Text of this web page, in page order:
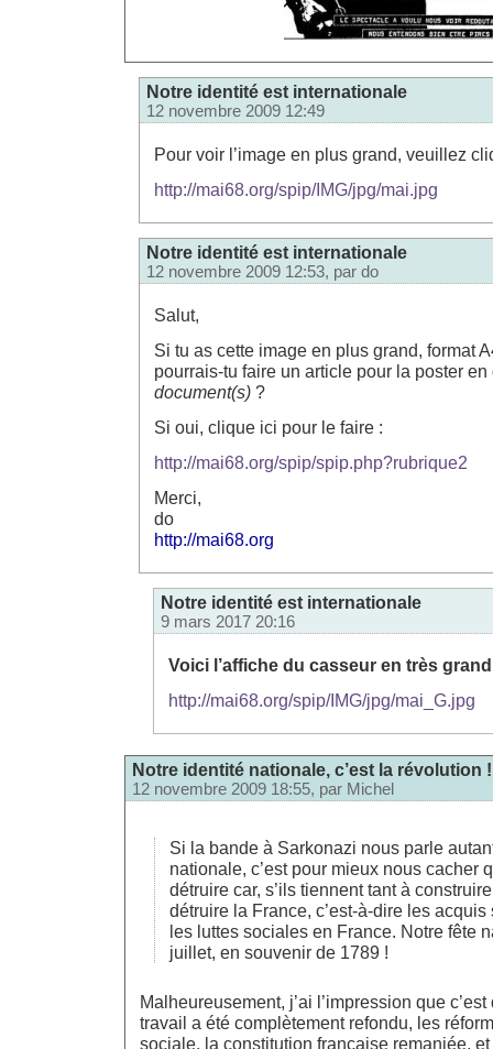
Notre identité est internationale
12 novembre 2009 12:49
Pour voir l’image en plus grand, veuillez
http://mai68.org/spip/IMG/jpg/mai.jpg
Notre identité est internationale
12 novembre 2009 12:53, par do
Salut,
Si tu as cette image en plus grand, format
pourrais-tu faire un article pour la poster
document(s) ?
Si oui, clique ici pour le faire :
http://mai68.org/spip/spip.php?rubrique2
Merci,
do
http://mai68.org
Notre identité est internationale
9 mars 2017 20:16
Voici l’affiche du casseur en très
http://mai68.org/spip/IMG/jpg/mai_G.jpg
Notre identité nationale, c’est la révolution !
12 novembre 2009 18:55, par Michel
Si la bande à Sarkonazi nous parle
nationale, c’est pour mieux nous cacher
détruire car, s’ils tiennent tant à
détruire la France, c’est-à-dire les
les luttes sociales en France. Notre fête
juillet, en souvenir de 1789 !
Malheureusement, j’ai l’impression que
travail a été complètement refondu, les
sociale, la constitution française remaniée,